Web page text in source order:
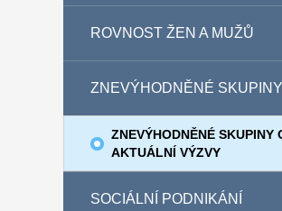
ROVNOST ŽEN A MUŽŮ
ZNEVÝHODNĚNÉ
ZNEVÝHODNĚNÉ SKUPINY
AKTUÁLNÍ VÝZVY
SOCIÁLNÍ PODNIKÁNÍ